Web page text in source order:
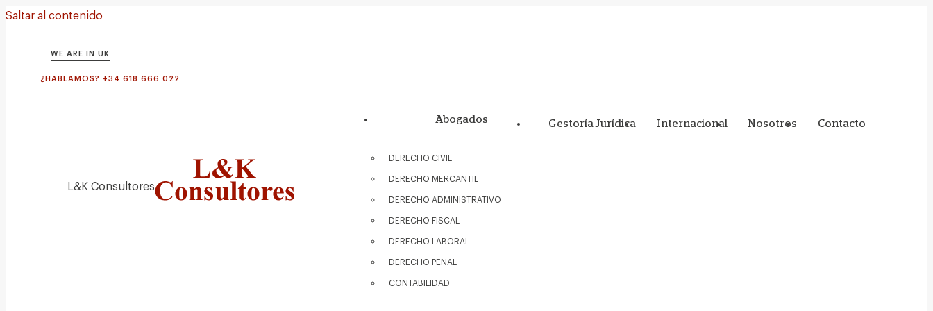
Saltar al contenido
WE ARE IN UK
¿HABLAMOS? +34 618 666 022
L&K Consultores
Abogados
DERECHO CIVIL
DERECHO MERCANTIL
DERECHO ADMINISTRATIVO
DERECHO FISCAL
DERECHO LABORAL
DERECHO PENAL
CONTABILIDAD
Gestoría Jurídica Internacional Nosotros Contacto